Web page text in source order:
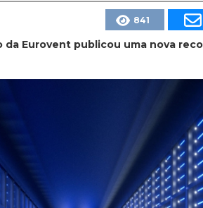
841
Eurovent publicou uma nova